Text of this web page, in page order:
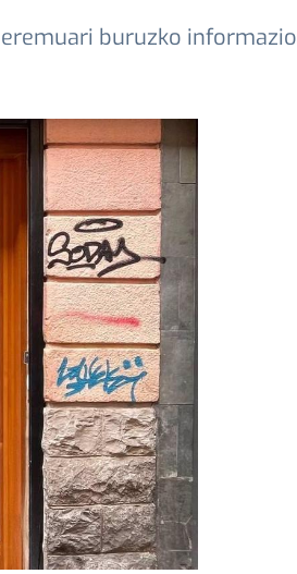
buruzko informazio